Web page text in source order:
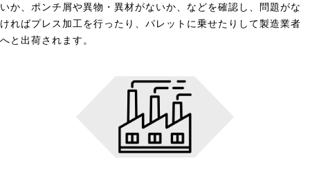
いか、ポンチ屑や異物・異材がないか、などを確認し、問題がな
ければプレス加工を行ったり、パレットに乗せたりして製造業者
へと出荷されます。